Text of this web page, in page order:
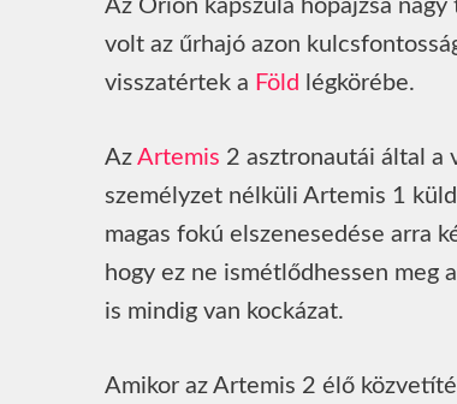
Az Orion kapszula hőpajzsa nagy
volt az űrhajó azon
visszatértek a Föld légkörébe.
Az Artemis 2 asztronautái által a
személyzet nélküli Artemis 1
magas fokú elszenesedése arra
hogy ez ne ismétlődhessen
is mindig van kockázat.
Amikor az Artemis 2 élő